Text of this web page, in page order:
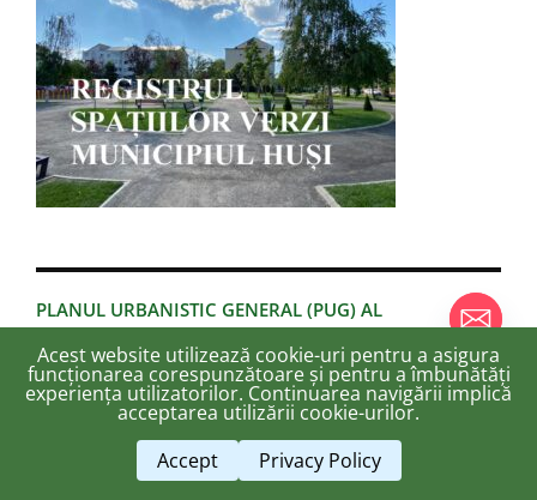
PLANUL URBANISTIC GENERAL (PUG) AL
Acest website utilizează cookie-uri pentru a asigura
funcționarea corespunzătoare și pentru a îmbunătăți
experiența utilizatorilor. Continuarea navigării implică
acceptarea utilizării cookie-urilor.
Accept
Privacy Policy
chaty